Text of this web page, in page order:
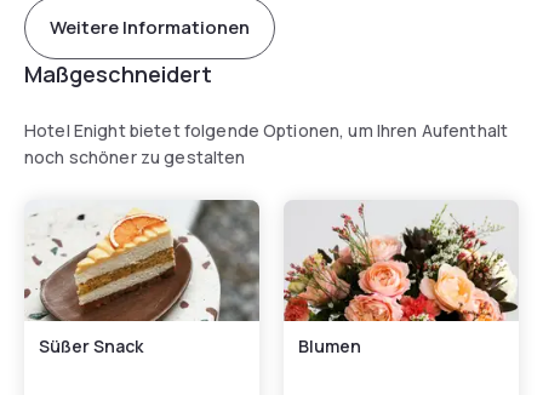
Weitere Informationen
Maßgeschneidert
Hotel Enight bietet folgende Optionen, um Ihren Aufenthalt
noch schöner zu gestalten
Süßer Snack Blumen